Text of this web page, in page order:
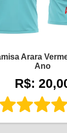
Arara
Ano
R$: